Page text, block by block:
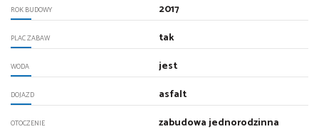
ROK BUDOWY 2017
PLAC ZABAW tak
WODA jest
DOJAZD asfalt
OTOCZENIE zabudowa jednorodzinna